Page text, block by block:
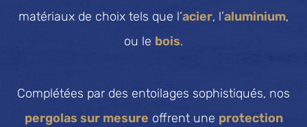
matériaux de choix tels que l’acier, l’aluminium,
ou le bois.
Complétées par des entoilages sophistiqués, nos
pergolas sur mesure offrent une protection